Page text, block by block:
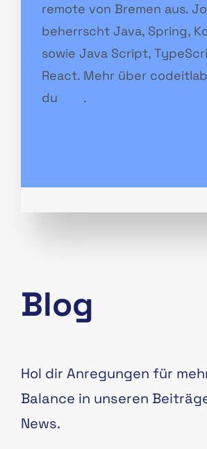
remote von Bremen aus.
beherrscht Java, Spring,
sowie Java Script,
React. Mehr über
du
.
Blog
Hol dir Anregungen für
Balance in unseren
News.